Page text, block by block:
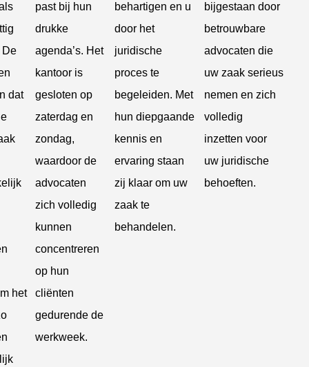
De
dat
het
past bij hun
drukke
agenda’s. Het
kantoor is
gesloten op
zaterdag en
zondag,
waardoor de
advocaten
zich volledig
kunnen
concentreren
op hun
cliënten
gedurende de
werkweek.
behartigen en u
door het
juridische
proces te
begeleiden. Met
hun diepgaande
kennis en
ervaring staan
zij klaar om uw
zaak te
behandelen.
bijgestaan door
betrouwbare
advocaten die
uw zaak serieus
nemen en zich
volledig
inzetten voor
uw juridische
behoeften.